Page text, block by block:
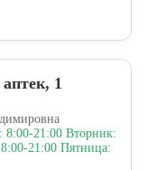
1
8:00-21:00 Вторник:
21:00 Пятница: